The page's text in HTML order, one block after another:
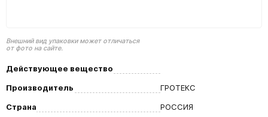
Внешний вид упаковки может отличаться
от фото на сайте.
Действующее вещество
Производитель
ГРОТЕКС
Страна
РОССИЯ